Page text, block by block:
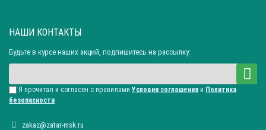
НАШИ КОНТАКТЫ
Будьте в курсе наших акций, подпишитесь на рассылку:
Я прочитал и согласен с правилами Условия соглашения и Политика
безопасности
zakaz@zatar-msk.ru